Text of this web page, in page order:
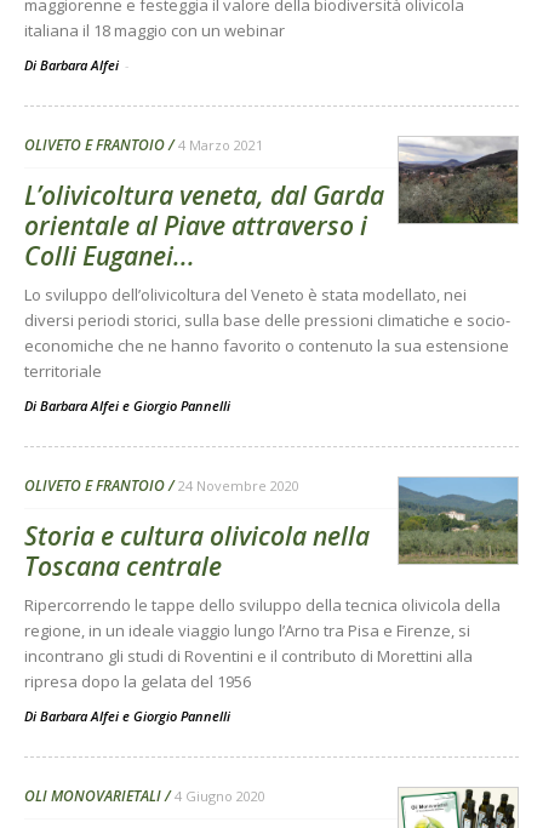
maggiorenne e festeggia il valore della biodiversità olivicola
italiana il 18 maggio con un webinar
Di Barbara Alfei -
OLIVETO E FRANTOIO 4 Marzo 2021
L’olivicoltura veneta, dal Garda
orientale al Piave attraverso i
Colli Euganei...
Lo sviluppo dell’olivicoltura del Veneto è stata modellato, nei
diversi periodi storici, sulla base delle pressioni climatiche e socio-
economiche che ne hanno favorito o contenuto la sua estensione
territoriale
Di Barbara Alfei e Giorgio Pannelli
OLIVETO E FRANTOIO 24 Novembre 2020
Storia e cultura olivicola nella
Toscana centrale
Ripercorrendo le tappe dello sviluppo della tecnica olivicola della
regione, in un ideale viaggio lungo l’Arno tra Pisa e Firenze, si
incontrano gli studi di Roventini e il contributo di Morettini alla
ripresa dopo la gelata del 1956
Di Barbara Alfei e Giorgio Pannelli
OLI MONOVARIETALI 4 Giugno 2020